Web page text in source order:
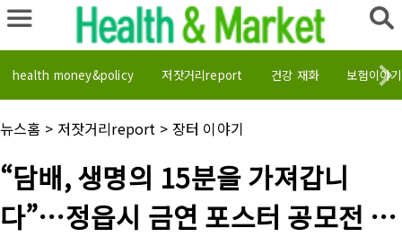
health money&policy 저잣거리report 건강 재화 보험이야기
채
널
:
뉴스홈 > 저잣거리report > 장터 이야기
기
목
:
“담배, 생명의 15분을 가져갑니
다”…정읍시 금연 포스터 공모전 최